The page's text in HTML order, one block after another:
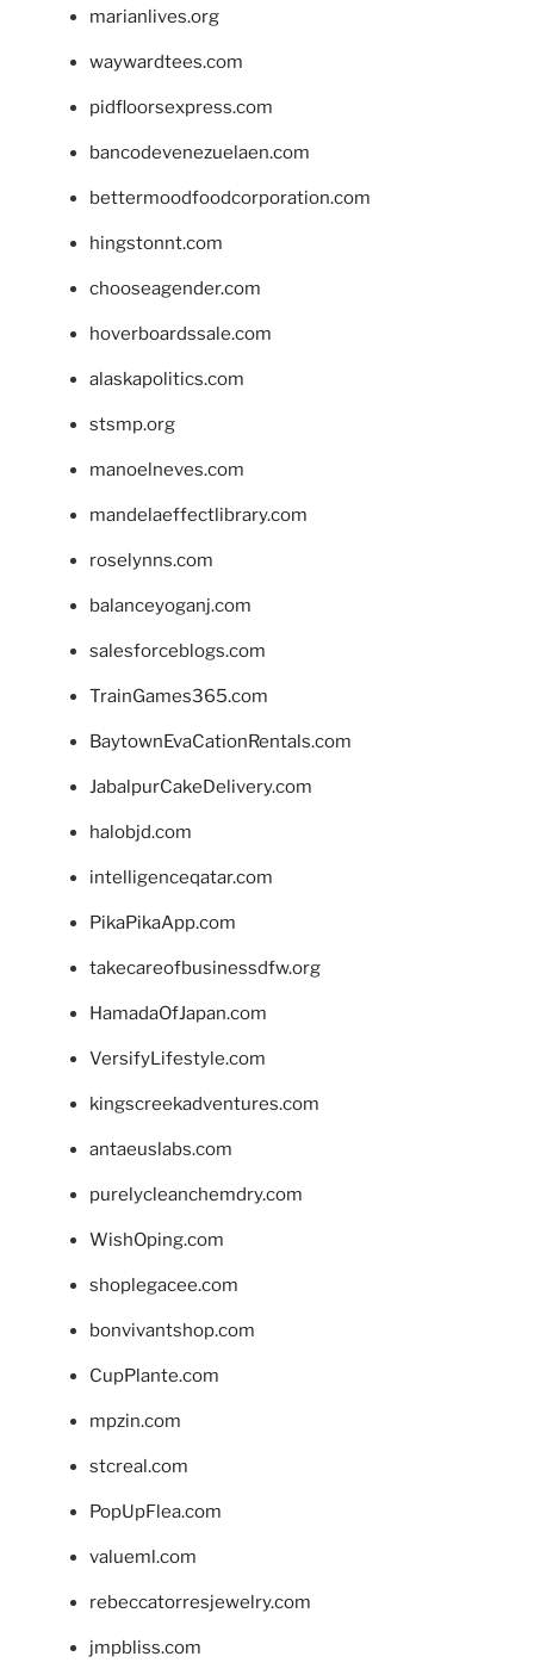
marianlives.org
waywardtees.com
pidfloorsexpress.com
bancodevenezuelaen.com
bettermoodfoodcorporation.com
hingstonnt.com
chooseagender.com
hoverboardssale.com
alaskapolitics.com
stsmp.org
manoelneves.com
mandelaeffectlibrary.com
roselynns.com
balanceyoganj.com
salesforceblogs.com
TrainGames365.com
BaytownEvaCationRentals.com
JabalpurCakeDelivery.com
halobjd.com
intelligenceqatar.com
PikaPikaApp.com
takecareofbusinessdfw.org
HamadaOfJapan.com
VersifyLifestyle.com
kingscreekadventures.com
antaeuslabs.com
purelycleanchemdry.com
WishOping.com
shoplegacee.com
bonvivantshop.com
CupPlante.com
mpzin.com
stcreal.com
PopUpFlea.com
valueml.com
rebeccatorresjewelry.com
jmpbliss.com